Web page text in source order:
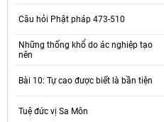
Câu hỏi Phật pháp 473-510
Những thống khổ do ác nghiệp tạo
nên
Bài 10: Tự cao được biết là bần tiện
Tuệ đức vị Sa Môn